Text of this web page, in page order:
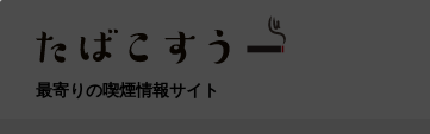
最寄りの喫煙情報サイト